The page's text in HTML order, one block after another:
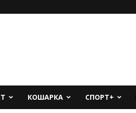
КОШАРКА СПОРТ+